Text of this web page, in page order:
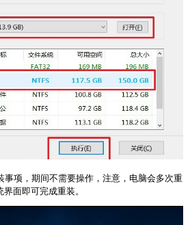
项，期间不需要操作，注意，电脑会多次重
面即可完成重装。